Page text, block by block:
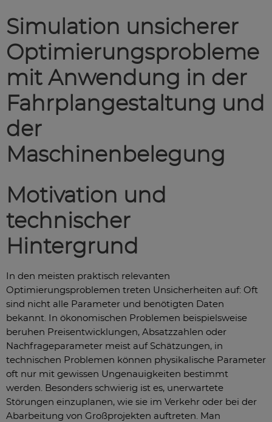
Simulation unsicherer
Optimierungsprobleme
mit Anwendung in der
Fahrplangestaltung und
der
Maschinenbelegung
Motivation und
technischer
Hintergrund
In den meisten praktisch relevanten
Optimierungsproblemen treten Unsicherheiten auf: Oft
sind nicht alle Parameter und benötigten Daten
bekannt. In ökonomischen Problemen beispielsweise
beruhen Preisentwicklungen, Absatzzahlen oder
Nachfrageparameter meist auf Schätzungen, in
technischen Problemen können physikalische Parameter
oft nur mit gewissen Ungenauigkeiten bestimmt
werden. Besonders schwierig ist es, unerwartete
Störungen einzuplanen, wie sie im Verkehr oder bei der
Abarbeitung von Großprojekten auftreten. Man